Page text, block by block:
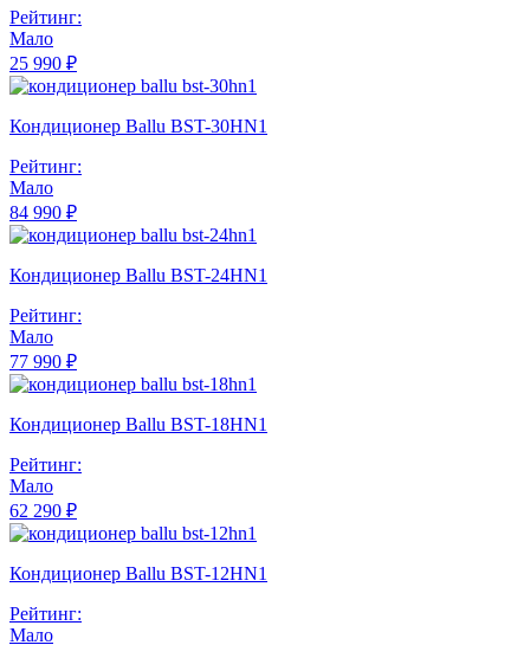
Рейтинг:
Мало
25 990 ₽
Кондиционер Ballu BST-30HN1
Рейтинг:
Мало
84 990 ₽
Кондиционер Ballu BST-24HN1
Рейтинг:
Мало
77 990 ₽
Кондиционер Ballu BST-18HN1
Рейтинг:
Мало
62 290 ₽
Кондиционер Ballu BST-12HN1
Рейтинг:
Мало